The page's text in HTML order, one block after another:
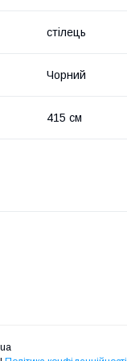
стілець
Чорний
415 см